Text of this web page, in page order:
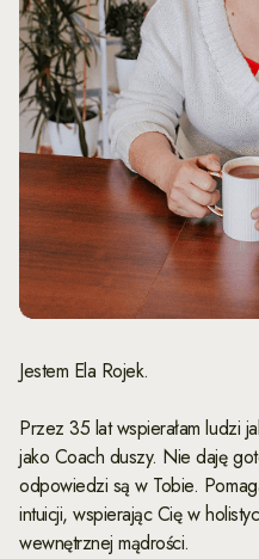
Jestem Ela Rojek.
Przez 35 lat wspierałam ludzi
jako Coach duszy. Nie daję
odpowiedzi są w Tobie.
intuicji, wspierając Cię w
wewnętrznej mądrości.